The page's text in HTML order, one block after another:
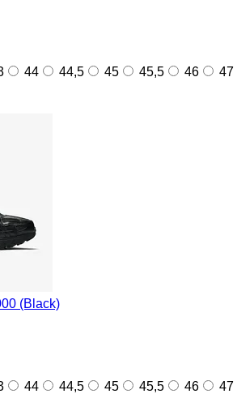
44 44,5 45 45,5 46
47
(Black)
44 44,5 45 45,5 46 47